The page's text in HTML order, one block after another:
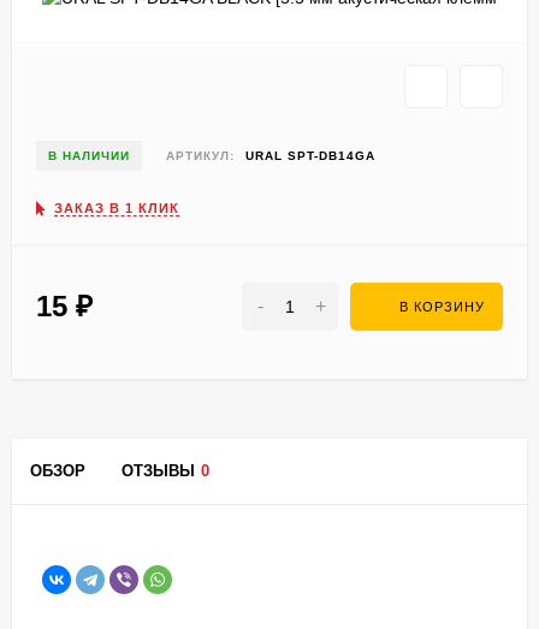
В НАЛИЧИИ АРТИКУЛ: URAL SPT-DB14GA
ЗАКАЗ В 1 КЛИК
15 ₽ - + В КОРЗИНУ
ОБЗОР ОТЗЫВЫ 0